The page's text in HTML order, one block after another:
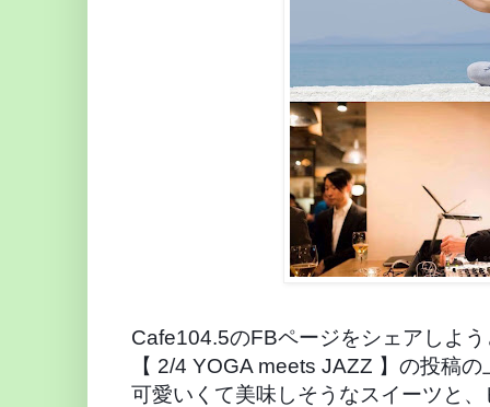
Cafe104.5のFBページをシェアしよ
【 2/4 YOGA meets JAZZ 】の投稿の
可愛いくて美味しそうなスイーツと